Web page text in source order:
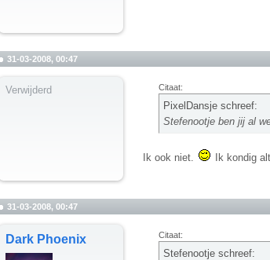
31-03-2008, 00:47
Verwijderd Citaat:
PixelDansje schreef:
Stefenootje ben jij al
Ik ook niet. Ik kondig
31-03-2008, 00:47
Dark Phoenix Citaat:
Stefenootje schreef: